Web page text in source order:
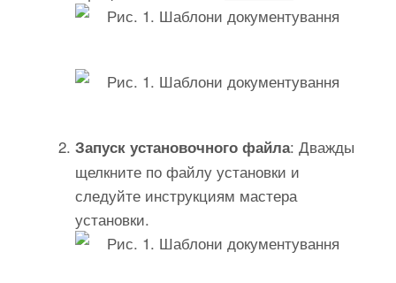
Запуск установочного файла: Дважды
щелкните по файлу установки и
следуйте инструкциям мастера
установки.